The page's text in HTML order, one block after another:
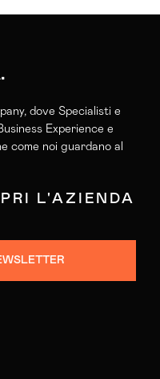
Matera
dove Specialisti e
Experience e
come noi guardano al
L'AZIENDA